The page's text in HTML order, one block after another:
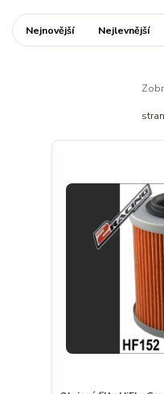
Nejnovější Nejlevnější